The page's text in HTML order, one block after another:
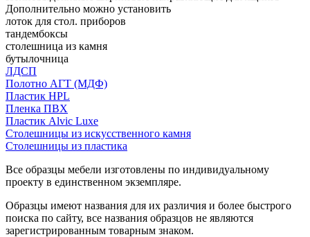
Дополнительно можно установить
лоток для стол. приборов
тандембоксы
столешница из камня
бутылочница
ЛДСП
Полотно АГТ (МДФ)
Пластик HPL
Пленка ПВХ
Пластик Alvic Luxe
Столешницы из искусственного камня
Столешницы из пластика
Все образцы мебели изготовлены по индивидуальному
проекту в единственном экземпляре.
Образцы имеют названия для их различия и более быстрого
поиска по сайту, все названия образцов не являются
зарегистрированным товарным знаком.